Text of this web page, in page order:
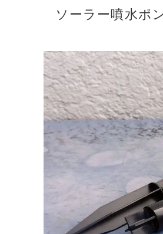
ソーラー噴水ポ